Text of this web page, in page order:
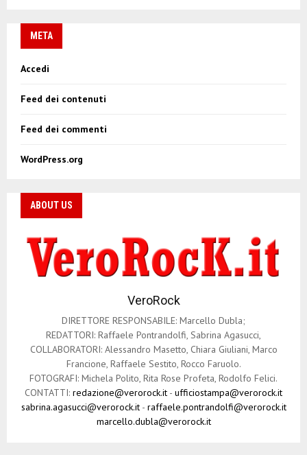
META
Accedi
Feed dei contenuti
Feed dei commenti
WordPress.org
ABOUT US
VeroRock
DIRETTORE RESPONSABILE: Marcello Dubla;
REDATTORI: Raffaele Pontrandolfi, Sabrina Agasucci,
COLLABORATORI: Alessandro Masetto, Chiara Giuliani, Marco
Francione, Raffaele Sestito, Rocco Faruolo.
FOTOGRAFI: Michela Polito, Rita Rose Profeta, Rodolfo Felici.
CONTATTI: redazione@verorock.it - ufficiostampa@verorock.it
sabrina.agasucci@verorock.it- raffaele.pontrandolfi@verorock.it
marcello.dubla@verorock.it